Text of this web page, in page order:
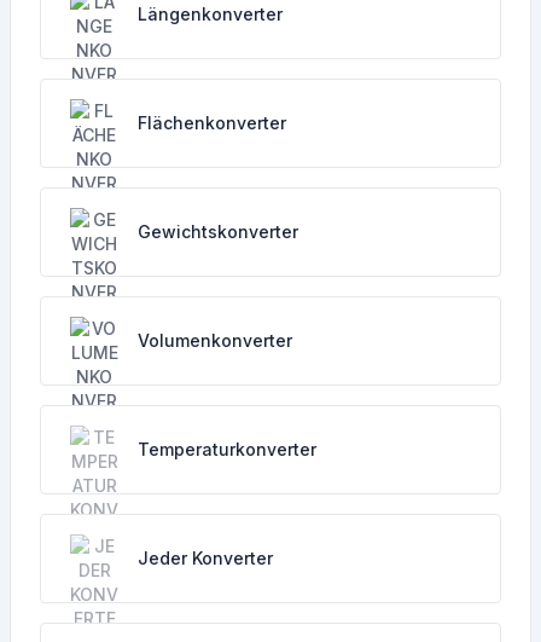
Längenkonverter
Flächenkonverter
Gewichtskonverter
Volumenkonverter
Temperaturkonverter
Jeder Konverter